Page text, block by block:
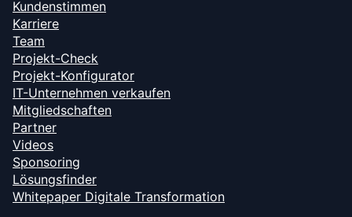
Kundenstimmen
Karriere
Team
Projekt-Check
Projekt-Konfigurator
IT-Unternehmen verkaufen
Mitgliedschaften
Partner
Videos
Sponsoring
Lösungsfinder
Whitepaper Digitale Transformation